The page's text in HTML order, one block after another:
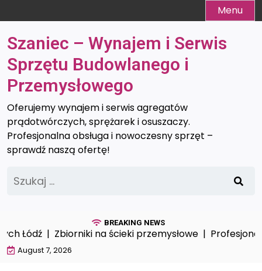
to
content
Menu
Szaniec – Wynajem i Serwis
Sprzętu Budowlanego i
Przemysłowego
Oferujemy wynajem i serwis agregatów
prądotwórczych, sprężarek i osuszaczy.
Profesjonalna obsługa i nowoczesny sprzęt –
sprawdź naszą ofertę!
BREAKING NEWS
|Zbiorniki na ścieki przemysłowe |Profesjonalna
August 7, 2026